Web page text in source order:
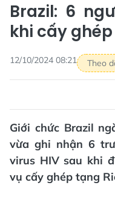
Brazil: 6
khi cấy
12/10/2024 08:21 Theo
Giới chức Brazil
vừa ghi nhận 6
virus HIV sau khi
vụ cấy ghép tạng